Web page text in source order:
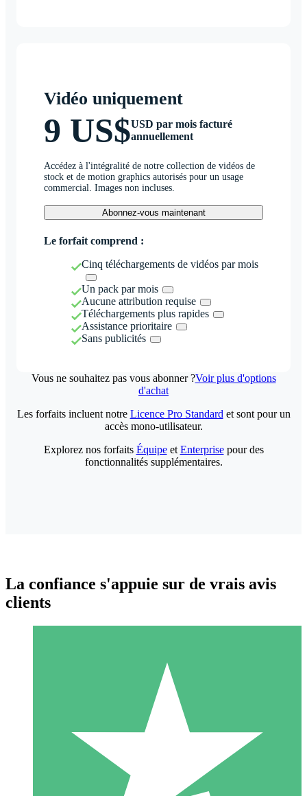
Vidéo uniquement
9 US$USD par mois facturé
annuellement
Accédez à l'intégralité de notre collection de vidéos de
stock et de motion graphics autorisés pour un usage
commercial. Images non incluses.
Abonnez-vous maintenant
Le forfait comprend :
Cinq téléchargements de vidéos par mois
Un pack par mois
Aucune attribution requise
Téléchargements plus rapides
Assistance prioritaire
Sans publicités
Vous ne souhaitez pas vous abonner ?Voir plus d'options
d'achat
Packs de Crédits Individuels
Payez à l'utilisation avec des crédits de téléchargement. Sans
1 Téléchargement
Les forfaits incluent notre Licence Pro Standard et sont pour un
accès mono-utilisateur.
Explorez nos forfaits Équipeet Enterprisepour des
fonctionnalités supplémentaires.
La confiance s'appuie sur de vrais avis
clients